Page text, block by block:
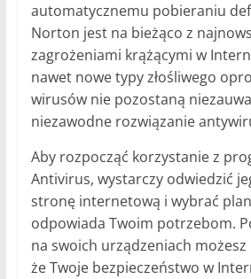
automatycznemu pobieraniu
Norton jest na bieżąco z
zagrożeniami krążącymi w
nawet nowe typy złośliwego
wirusów nie pozostaną
niezawodne rozwiązanie
Aby rozpocząć korzystanie z
Antivirus, wystarczy odwiedzić
stronę internetową i wybrać
odpowiada Twoim potrzebom.
na swoich urządzeniach
że Twoje bezpieczeństwo w